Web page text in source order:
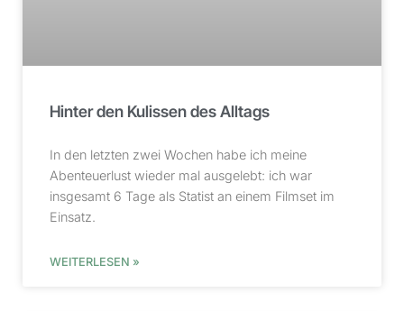
Hinter den Kulissen des Alltags
In den letzten zwei Wochen habe ich meine
Abenteuerlust wieder mal ausgelebt: ich war
insgesamt 6 Tage als Statist an einem Filmset im
Einsatz.
WEITERLESEN »